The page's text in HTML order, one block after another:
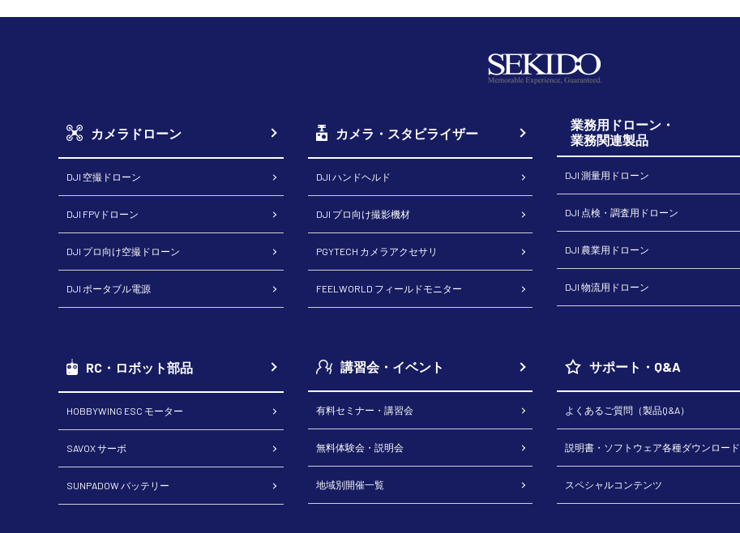
カメラドローン
DJI 空撮ドローン
DJI FPVドローン
DJI プロ向け空撮ドローン
DJI ポータブル電源
カメラ・スタビライザー
DJI ハンドヘルド
DJI プロ向け撮影機材
PGYTECH カメラアクセサリ
FEELWORLD フィールドモニター
業務用ドローン・
業務関連製品
DJI 測量用ドローン
DJI 点検・調査用ドローン
DJI 農業用ドローン
DJI 物流用ドローン
RC・ロボット部品
HOBBYWING ESC モーター
SAVOX サーボ
SUNPADOW バッテリー
講習会・イベント
有料セミナー・講習会
無料体験会・説明会
地域別開催一覧
サポート・Q&A
よくあるご質問（製品Q&A）
説明書・ソフトウェア各種ダウンロード
スペシャルコンテンツ